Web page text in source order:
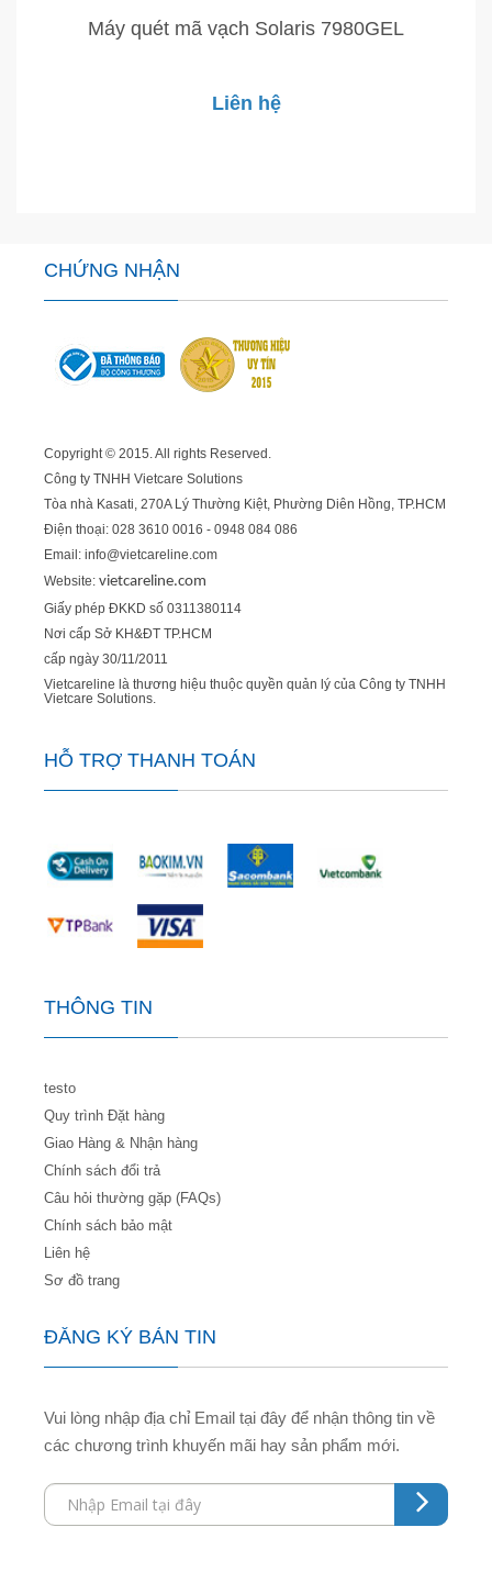
Máy quét mã vạch Solaris 7980GEL
Liên hệ
CHỨNG NHẬN
Copyright © 2015. All rights Reserved.
Công ty TNHH Vietcare Solutions
Tòa nhà Kasati, 270A Lý Thường Kiệt, Phường Diên Hồng, TP.HCM
Điện thoại: 028 3610 0016 - 0948 084 086
Email: info@vietcareline.com
Website: vietcareline.com
Giấy phép ĐKKD số 0311380114
Nơi cấp Sở KH&ĐT TP.HCM
cấp ngày 30/11/2011
Vietcareline là thương hiệu thuộc quyền quản lý của Công ty TNHH
Vietcare Solutions.
HỖ TRỢ THANH TOÁN
THÔNG TIN
testo
Quy trình Đặt hàng
Giao Hàng & Nhận hàng
Chính sách đổi trả
Câu hỏi thường gặp (FAQs)
Chính sách bảo mật
Liên hệ
Sơ đồ trang
ĐĂNG KÝ BẢN TIN
Vui lòng nhập địa chỉ Email tại đây để nhận thông tin về
các chương trình khuyến mãi hay sản phẩm mới.